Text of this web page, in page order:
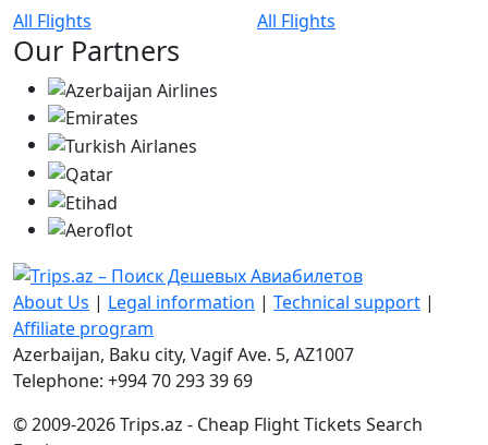
All Flights
All Flights
Our Partners
About Us | Legal information | Technical support |
Affiliate program
Azerbaijan, Baku city, Vagif Ave. 5, AZ1007
Telephone: +994 70 293 39 69
© 2009-2026 Trips.az - Cheap Flight Tickets Search